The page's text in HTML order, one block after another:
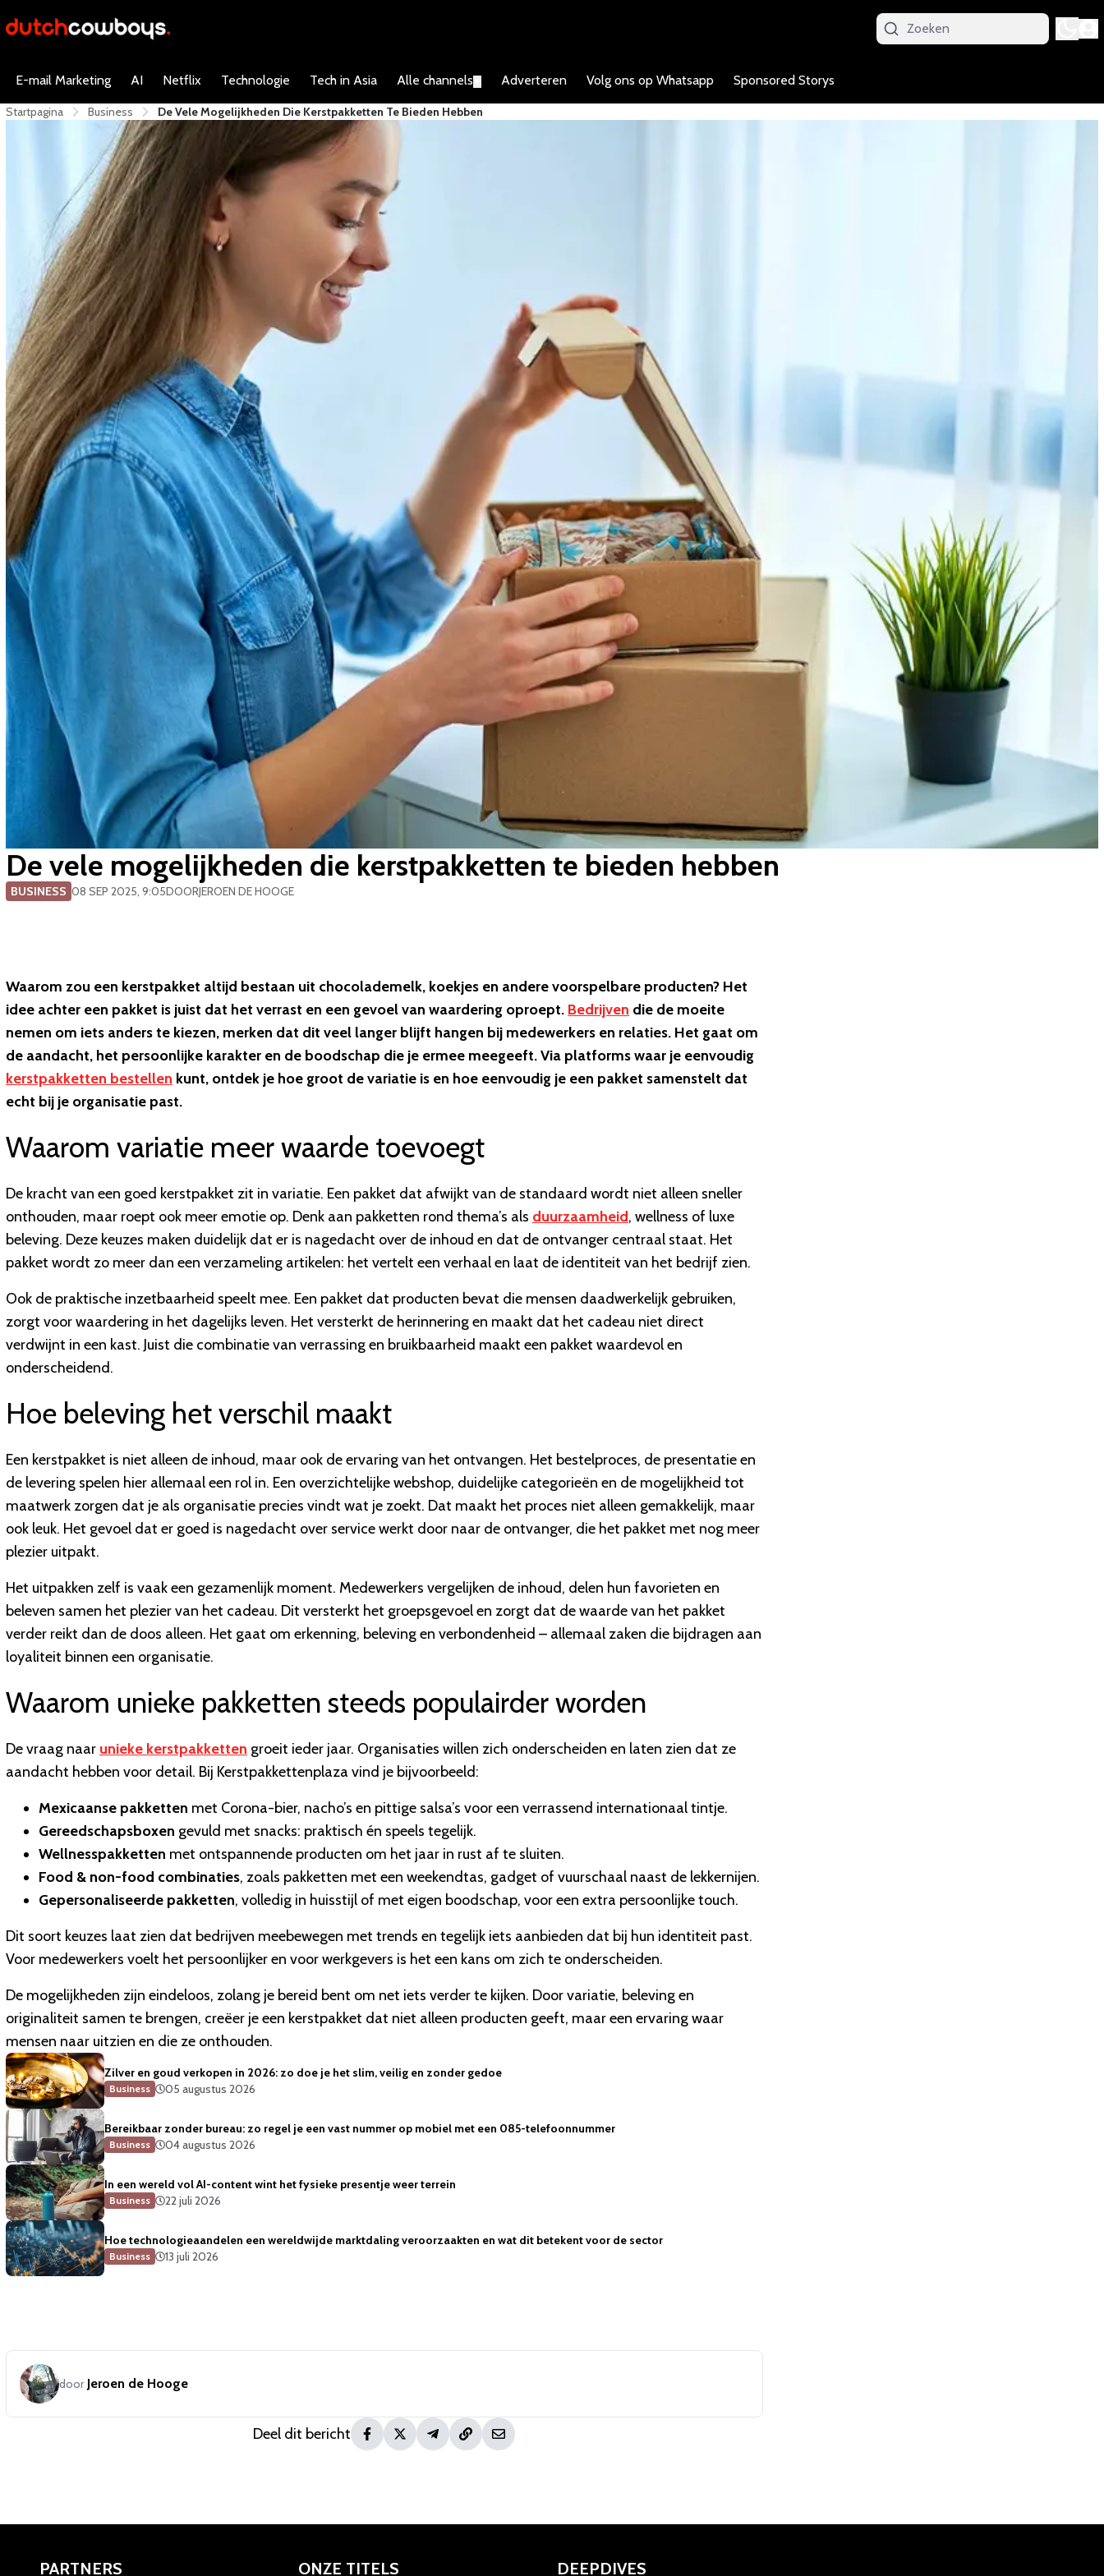
E-mail Marketing AI Netflix Technologie Tech in Asia Alle channels Adverteren Volg ons op Whatsapp Sponsored Storys
Startpagina Business De Vele Mogelijkheden Die Kerstpakketten Te Bieden Hebben
De vele mogelijkheden die kerstpakketten te bieden hebben
BUSINESS 08 SEP 2025, 9:05DOORJEROEN DE HOOGE
Waarom zou een kerstpakket altijd bestaan uit chocolademelk, koekjes en andere voorspelbare producten? Het
idee achter een pakket is juist dat het verrast en een gevoel van waardering oproept. Bedrijven die de moeite
nemen om iets anders te kiezen, merken dat dit veel langer blijft hangen bij medewerkers en relaties. Het gaat om
de aandacht, het persoonlijke karakter en de boodschap die je ermee meegeeft. Via platforms waar je eenvoudig
kerstpakketten bestellen kunt, ontdek je hoe groot de variatie is en hoe eenvoudig je een pakket samenstelt dat
echt bij je organisatie past.
Waarom variatie meer waarde toevoegt
De kracht van een goed kerstpakket zit in variatie. Een pakket dat afwijkt van de standaard wordt niet alleen sneller
onthouden, maar roept ook meer emotie op. Denk aan pakketten rond thema’s als duurzaamheid, wellness of luxe
beleving. Deze keuzes maken duidelijk dat er is nagedacht over de inhoud en dat de ontvanger centraal staat. Het
pakket wordt zo meer dan een verzameling artikelen: het vertelt een verhaal en laat de identiteit van het bedrijf zien.
Ook de praktische inzetbaarheid speelt mee. Een pakket dat producten bevat die mensen daadwerkelijk gebruiken,
zorgt voor waardering in het dagelijks leven. Het versterkt de herinnering en maakt dat het cadeau niet direct
verdwijnt in een kast. Juist die combinatie van verrassing en bruikbaarheid maakt een pakket waardevol en
onderscheidend.
Hoe beleving het verschil maakt
Een kerstpakket is niet alleen de inhoud, maar ook de ervaring van het ontvangen. Het bestelproces, de presentatie en
de levering spelen hier allemaal een rol in. Een overzichtelijke webshop, duidelijke categorieën en de mogelijkheid tot
maatwerk zorgen dat je als organisatie precies vindt wat je zoekt. Dat maakt het proces niet alleen gemakkelijk, maar
ook leuk. Het gevoel dat er goed is nagedacht over service werkt door naar de ontvanger, die het pakket met nog meer
plezier uitpakt.
Het uitpakken zelf is vaak een gezamenlijk moment. Medewerkers vergelijken de inhoud, delen hun favorieten en
beleven samen het plezier van het cadeau. Dit versterkt het groepsgevoel en zorgt dat de waarde van het pakket
verder reikt dan de doos alleen. Het gaat om erkenning, beleving en verbondenheid – allemaal zaken die bijdragen aan
loyaliteit binnen een organisatie.
Waarom unieke pakketten steeds populairder worden
De vraag naar unieke kerstpakketten groeit ieder jaar. Organisaties willen zich onderscheiden en laten zien dat ze
aandacht hebben voor detail. Bij Kerstpakkettenplaza vind je bijvoorbeeld:
Mexicaanse pakketten met Corona-bier, nacho’s en pittige salsa’s voor een verrassend internationaal tintje.
Gereedschapsboxen gevuld met snacks: praktisch én speels tegelijk.
Wellnesspakketten met ontspannende producten om het jaar in rust af te sluiten.
Food & non-food combinaties, zoals pakketten met een weekendtas, gadget of vuurschaal naast de lekkernijen.
Gepersonaliseerde pakketten, volledig in huisstijl of met eigen boodschap, voor een extra persoonlijke touch.
Dit soort keuzes laat zien dat bedrijven meebewegen met trends en tegelijk iets aanbieden dat bij hun identiteit past.
Voor medewerkers voelt het persoonlijker en voor werkgevers is het een kans om zich te onderscheiden.
De mogelijkheden zijn eindeloos, zolang je bereid bent om net iets verder te kijken. Door variatie, beleving en
originaliteit samen te brengen, creëer je een kerstpakket dat niet alleen producten geeft, maar een ervaring waar
mensen naar uitzien en die ze onthouden.
Zilver en goud verkopen in 2026: zo doe je het slim, veilig en zonder gedoe
Business 05 augustus 2026
Bereikbaar zonder bureau: zo regel je een vast nummer op mobiel met een 085-telefoonnummer
Business 04 augustus 2026
In een wereld vol AI-content wint het fysieke presentje weer terrein
Business 22 juli 2026
Hoe technologieaandelen een wereldwijde marktdaling veroorzaakten en wat dit betekent voor de sector
Business 13 juli 2026
door Jeroen de Hooge
Deel dit bericht
PARTNERS ONZE TITELS DEEPDIVES